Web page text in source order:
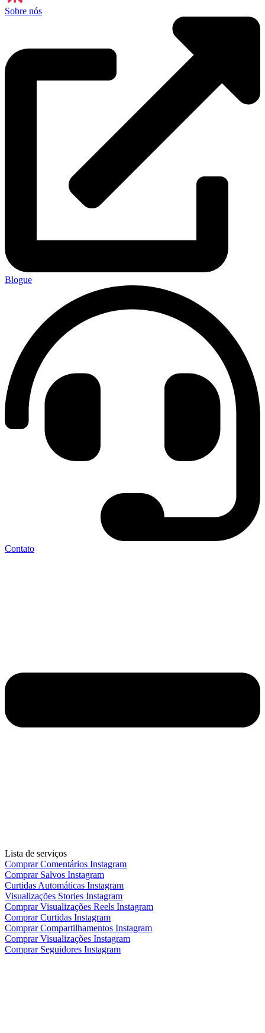
Sobre nós
Blogue
Contato
Lista de serviços
Comprar Comentários Instagram
Comprar Salvos Instagram
Curtidas Automáticas Instagram
Visualizações Stories Instagram
Comprar Visualizações Reels Instagram
Comprar Curtidas Instagram
Comprar Compartilhamentos Instagram
Comprar Visualizações Instagram
Comprar Seguidores Instagram